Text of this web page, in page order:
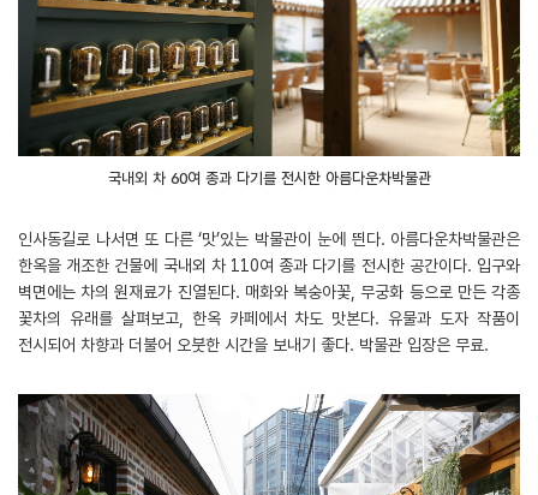
국내외 차 60여 종과 다기를 전시한 아름다운차박물관
인사동길로 나서면 또 다른 ‘맛’있는 박물관이 눈에 띈다. 아름다운차박물관은
한옥을 개조한 건물에 국내외 차 110여 종과 다기를 전시한 공간이다. 입구와
벽면에는 차의 원재료가 진열된다. 매화와 복숭아꽃, 무궁화 등으로 만든 각종
꽃차의 유래를 살펴보고, 한옥 카페에서 차도 맛본다. 유물과 도자 작품이
전시되어 차향과 더불어 오붓한 시간을 보내기 좋다. 박물관 입장은 무료.